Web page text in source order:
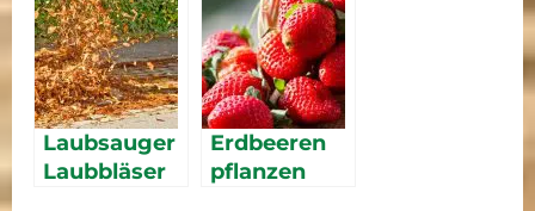
e
Laubsauger
Laubbläser
Erdbeeren
pflanzen